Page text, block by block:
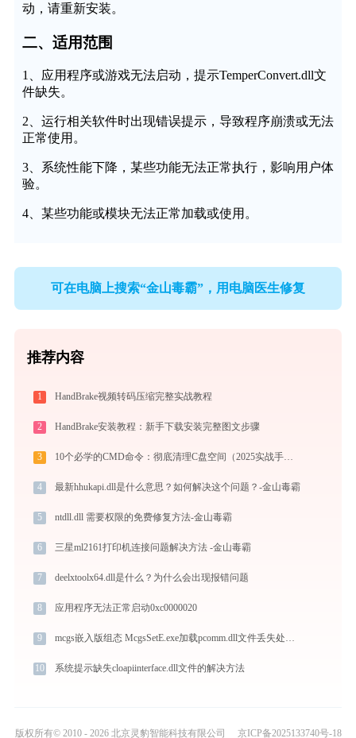
动，请重新安装。
二、适用范围
1、应用程序或游戏无法启动，提示TemperConvert.dll文
件缺失。
2、运行相关软件时出现错误提示，导致程序崩溃或无法
正常使用。
3、系统性能下降，某些功能无法正常执行，影响用户体
验。
4、某些功能或模块无法正常加载或使用。
可在电脑上搜索“金山毒霸”，用电脑医生修复
推荐内容
1 HandBrake视频转码压缩完整实战教程
2 HandBrake安装教程：新手下载安装完整图文步骤
3 10个必学的CMD命令：彻底清理C盘空间（2025实战手册）
4 最新hhukapi.dll是什么意思？如何解决这个问题？-金山毒霸
5 ntdll.dll 需要权限的免费修复方法-金山毒霸
6 三星ml2161打印机连接问题解决方法 -金山毒霸
7 deelxtoolx64.dll是什么？为什么会出现报错问题
8 应用程序无法正常启动0xc0000020
9 mcgs嵌入版组态 McgsSetE.exe加载pcomm.dll文件丢失处理办法
10 系统提示缺失cloapiinterface.dll文件的解决方法
版权所有© 2010 - 2026 北京灵豹智能科技有限公司 京ICP备2025133740号-18